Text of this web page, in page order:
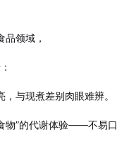
领域，
与现煮差别肉眼难辨。
物”的代谢体验——不易口